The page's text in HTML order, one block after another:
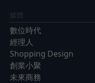
媒體
數位時代
經理人
Shopping Design
創業小聚
未來商務